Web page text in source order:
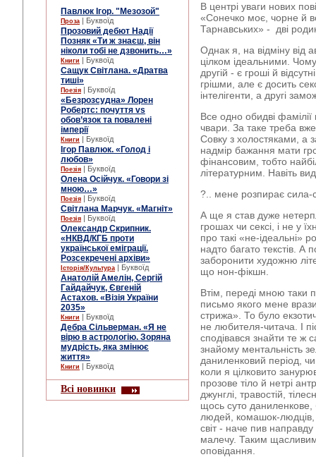
Павлюк Ігор. "Мезозой"
Проза | Буквоїд
Прозовий дебют Надії
Позняк «Ти ж знаєш, він
ніколи тобі не дзвонить…»
Книги | Буквоїд
Сащук Світлана. «Дратва
тиші»
Поезія | Буквоїд
«Безрозсудна» Лорен
Робертс: почуття vs
обов’язок та повалені
імперії
Книги | Буквоїд
Ігор Павлюк. «Голод і
любов»
Поезія | Буквоїд
Олена Осійчук. «Говори зі
мною…»
Поезія | Буквоїд
Світлана Марчук. «Магніт»
Поезія | Буквоїд
Олександр Скрипник.
«НКВД/КГБ проти
української еміграції.
Розсекречені архіви»
Історія/Культура | Буквоїд
Анатолій Амелін, Сергій
Гайдайчук, Євгеній
Астахов. «Візія України
2035»
Книги | Буквоїд
Дебра Сільверман. «Я не
вірю в астрологію. Зоряна
мудрість, яка змінює
життя»
Книги | Буквоїд
Всі новинки
В центрі уваги нових
«Сонечко моє, чорне й
Тарнавських» - дві
Однак я, на відміну від
цілком ідеальними.
другій - є гроші й
грішми, але є досить
інтелігенти, а другі
Все одно обидві
чвари. За таке треба
Совку з холостяками, а
надмір бажання мати
фінансовим, тобто
літературним. Навіть
?.. мене розпирає сила-
А ще я став дуже
грошах чи сексі, і не у
про такі «не-ідеальні»
надто багато текстів. А
заборонити художню
що нон-фікшн.
Втім, переді мною таки
письмо якого мене
стрижа». То було
не любителя-читача. І
сподівався знайти те ж
знайому ментальність
даниленковий період,
коли я цілковито
прозове тіло й нетрі
джунглі, травостій,
щось суто даниленкове,
людей, комашок-людців,
світ - наче пив
малечу. Таким щасливим
оповідання.